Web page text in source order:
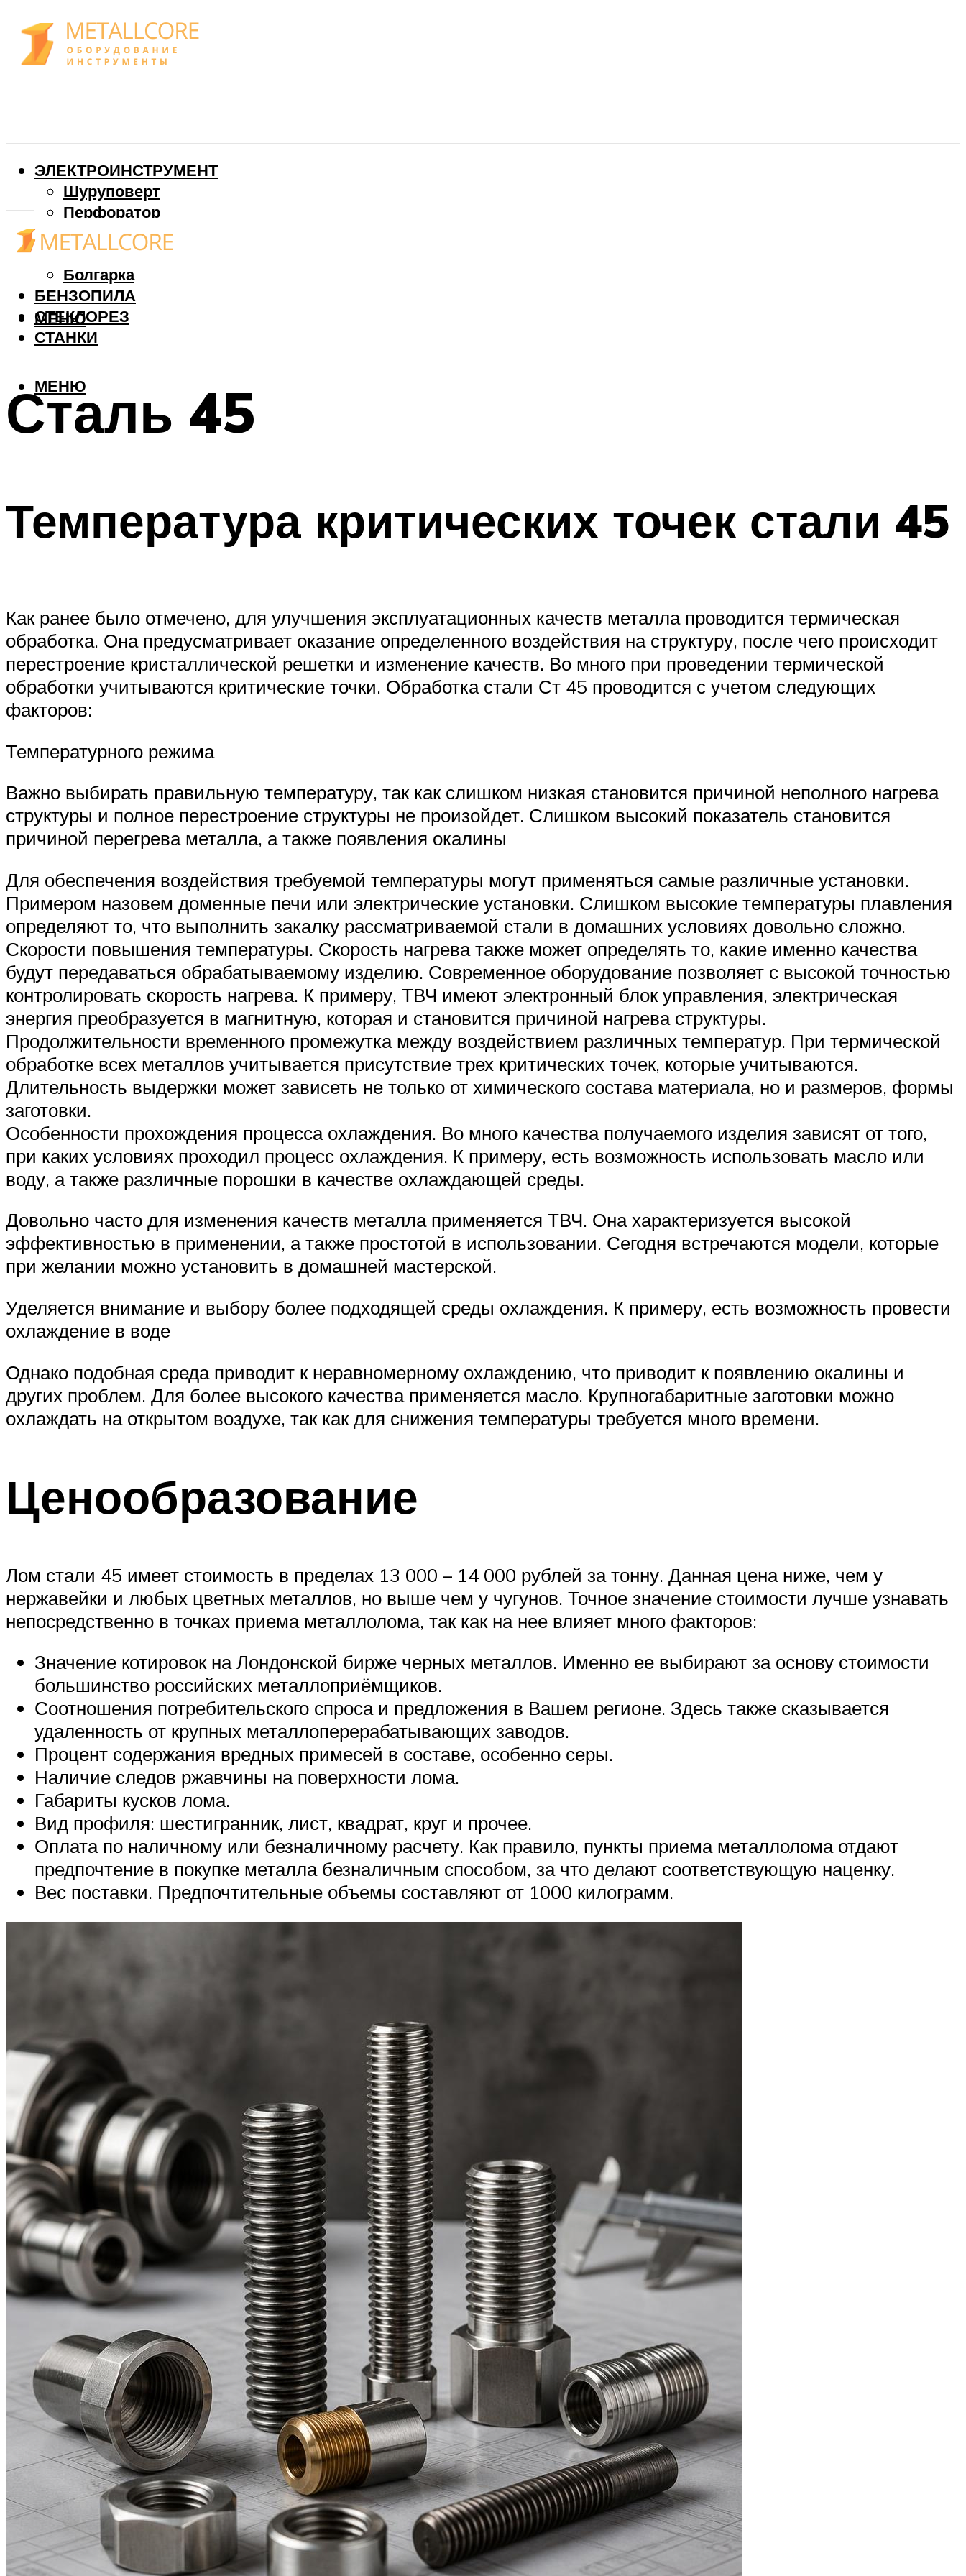
ЭЛЕКТРОИНСТРУМЕНТ
Шуруповерт
Перфоратор
Дрель
Фрезер
Болгарка
БЕНЗОПИЛА
СТЕКЛОРЕЗ
СТАНКИ
МЕНЮ
МЕНЮ
Сталь 45
Температура критических точек стали 45
Как ранее было отмечено, для улучшения эксплуатационных качеств металла проводится термическая
обработка. Она предусматривает оказание определенного воздействия на структуру, после чего происходит
перестроение кристаллической решетки и изменение качеств. Во много при проведении термической
обработки учитываются критические точки. Обработка стали Ст 45 проводится с учетом следующих
факторов:
Температурного режима
Важно выбирать правильную температуру, так как слишком низкая становится причиной неполного нагрева
структуры и полное перестроение структуры не произойдет. Слишком высокий показатель становится
причиной перегрева металла, а также появления окалины
Для обеспечения воздействия требуемой температуры могут применяться самые различные установки.
Примером назовем доменные печи или электрические установки. Слишком высокие температуры плавления
определяют то, что выполнить закалку рассматриваемой стали в домашних условиях довольно сложно.
Скорости повышения температуры. Скорость нагрева также может определять то, какие именно качества
будут передаваться обрабатываемому изделию. Современное оборудование позволяет с высокой точностью
контролировать скорость нагрева. К примеру, ТВЧ имеют электронный блок управления, электрическая
энергия преобразуется в магнитную, которая и становится причиной нагрева структуры.
Продолжительности временного промежутка между воздействием различных температур. При термической
обработке всех металлов учитывается присутствие трех критических точек, которые учитываются.
Длительность выдержки может зависеть не только от химического состава материала, но и размеров, формы
заготовки.
Особенности прохождения процесса охлаждения. Во много качества получаемого изделия зависят от того,
при каких условиях проходил процесс охлаждения. К примеру, есть возможность использовать масло или
воду, а также различные порошки в качестве охлаждающей среды.
Довольно часто для изменения качеств металла применяется ТВЧ. Она характеризуется высокой
эффективностью в применении, а также простотой в использовании. Сегодня встречаются модели, которые
при желании можно установить в домашней мастерской.
Уделяется внимание и выбору более подходящей среды охлаждения. К примеру, есть возможность провести
охлаждение в воде
Однако подобная среда приводит к неравномерному охлаждению, что приводит к появлению окалины и
других проблем. Для более высокого качества применяется масло. Крупногабаритные заготовки можно
охлаждать на открытом воздухе, так как для снижения температуры требуется много времени.
Ценообразование
Лом стали 45 имеет стоимость в пределах 13 000 – 14 000 рублей за тонну. Данная цена ниже, чем у
нержавейки и любых цветных металлов, но выше чем у чугунов. Точное значение стоимости лучше узнавать
непосредственно в точках приема металлолома, так как на нее влияет много факторов:
Значение котировок на Лондонской бирже черных металлов. Именно ее выбирают за основу стоимости
большинство российских металлоприёмщиков.
Соотношения потребительского спроса и предложения в Вашем регионе. Здесь также сказывается
удаленность от крупных металлоперерабатывающих заводов.
Процент содержания вредных примесей в составе, особенно серы.
Наличие следов ржавчины на поверхности лома.
Габариты кусков лома.
Вид профиля: шестигранник, лист, квадрат, круг и прочее.
Оплата по наличному или безналичному расчету. Как правило, пункты приема металлолома отдают
предпочтение в покупке металла безналичным способом, за что делают соответствующую наценку.
Вес поставки. Предпочтительные объемы составляют от 1000 килограмм.